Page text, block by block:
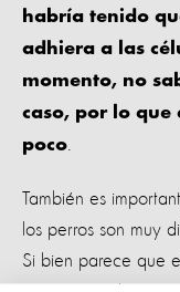
habría tenido
adhiera a las
momento, no
caso, por lo que
poco
También es
los perros son muy
Si bien parece que